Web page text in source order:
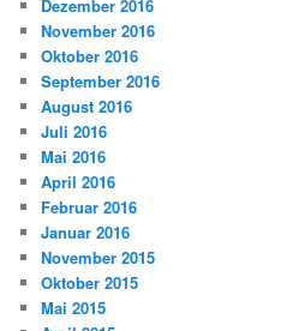
Dezember 2016
November 2016
Oktober 2016
September 2016
August 2016
Juli 2016
Mai 2016
April 2016
Februar 2016
Januar 2016
November 2015
Oktober 2015
Mai 2015